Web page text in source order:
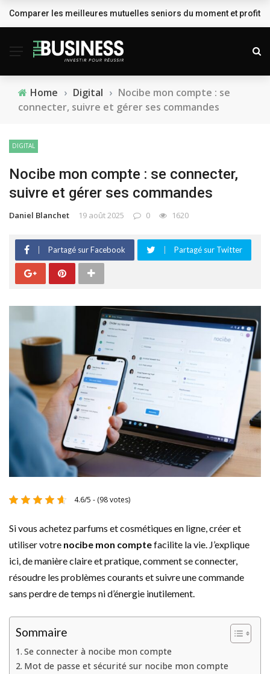
BREAKING NEWS
Comparer les meilleures mutuelles seniors du moment et
Home › Digital › Nocibe mon compte : se
connecter, suivre et gérer ses commandes
DIGITAL
Nocibe mon compte : se connecter,
suivre et gérer ses commandes
Daniel Blanchet 19 août 2025 0 1620
Partagé sur Facebook Partagé sur Twitter
4.6/5 - (98 votes)
Si vous achetez parfums et cosmétiques en ligne, créer et
utiliser votre nocibe mon comptefacilite la vie. J’explique
ici, de manière claire et pratique, comment se connecter,
résoudre les problèmes courants et suivre une commande
sans perdre de temps ni d’énergie inutilement.
Sommaire
Se connecter à nocibe mon compte
Mot de passe et sécurité sur nocibe mon compte